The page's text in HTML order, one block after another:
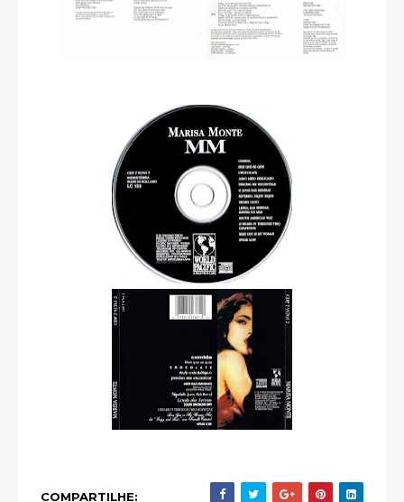
COMPARTILHE: